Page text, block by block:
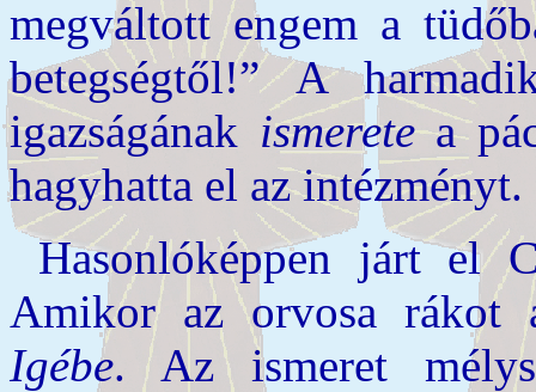
megváltott engem a
betegségtől!” A
igazságának ismeretea
hagyhatta el az intézményt.
Hasonlóképpen járt el
Amikor az orvosa rákot
Igébe. Az ismeret